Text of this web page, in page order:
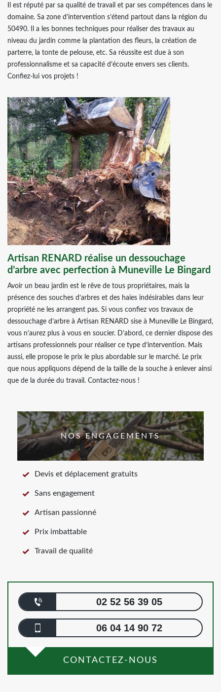
Il est réputé par sa qualité de travail et par ses compétences dans le
domaine. Sa zone d’intervention s’étend partout dans la région du
50490. Il a les bonnes techniques pour réaliser des travaux au
niveau du jardin comme la plantation des fleurs, la création de
parterre, la tonte de pelouse, etc. Sa réussite est due à son
professionnalisme et sa capacité d’écoute envers ses clients.
Confiez-lui vos projets !
Artisan RENARD réalise un dessouchage
d’arbre avec perfection à Muneville Le Bingard
Avoir un beau jardin est le rêve de tous propriétaires, mais la
présence des souches d’arbres et des haies indésirables dans leur
propriété ne les arrangent pas. Si vous confiez vos travaux de
dessouchage d’arbre à Artisan RENARD sise à Muneville Le Bingard,
vous n’aurez plus à vous en soucier. D’abord, ce dernier dispose des
artisans professionnels pour réaliser ce type d’intervention. Mais
aussi, elle propose le prix le plus abordable sur le marché. Le prix
que nous appliquons dépend de la taille de la souche à enlever ainsi
que de la durée du travail. Contactez-nous !
NOS ENGAGEMENTS
Devis et déplacement gratuits
Sans engagement
Artisan passionné
Prix imbattable
Travail de qualité
02 52 56 39 05
06 04 14 90 72
CONTACTEZ-NOUS